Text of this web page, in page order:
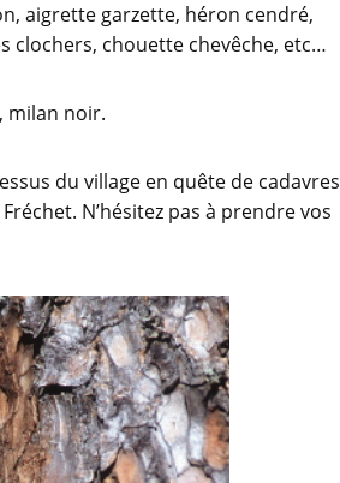
aigrette garzette, héron cendré,
clochers, chouette chevêche, etc…
milan noir.
du village en quête de cadavres
N’hésitez pas à prendre vos